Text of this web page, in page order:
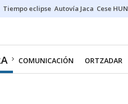
Tiempo eclipse Autovía Jaca Cese HUN
COMUNICACIÓN ORTZADAR